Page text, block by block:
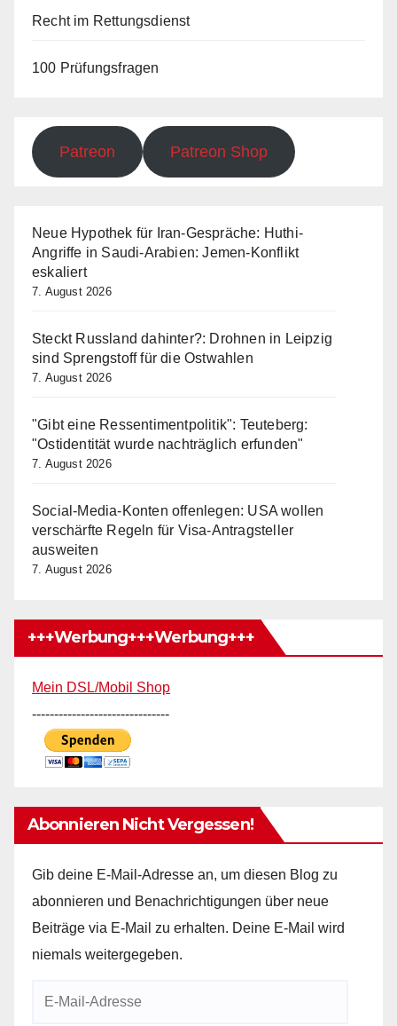
Recht im Rettungsdienst
100 Prüfungsfragen
Patreon Patreon Shop
Neue Hypothek für Iran-Gespräche: Huthi-
Angriffe in Saudi-Arabien: Jemen-Konflikt
eskaliert
7. August 2026
Steckt Russland dahinter?: Drohnen in Leipzig
sind Sprengstoff für die Ostwahlen
7. August 2026
"Gibt eine Ressentimentpolitik": Teuteberg:
"Ostidentität wurde nachträglich erfunden"
7. August 2026
Social-Media-Konten offenlegen: USA wollen
verschärfte Regeln für Visa-Antragsteller
ausweiten
7. August 2026
+++Werbung+++Werbung+++
Mein DSL/Mobil Shop
-------------------------------
Abonnieren Nicht Vergessen!
Gib deine E-Mail-Adresse an, um diesen Blog zu
abonnieren und Benachrichtigungen über neue
Beiträge via E-Mail zu erhalten. Deine E-Mail wird
niemals weitergegeben.